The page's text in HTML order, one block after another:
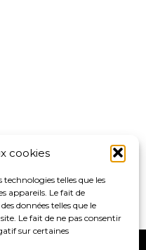
cookies
telles que les
appareils. Le fait de
données telles que le
Le fait de ne pas consentir
sur certaines